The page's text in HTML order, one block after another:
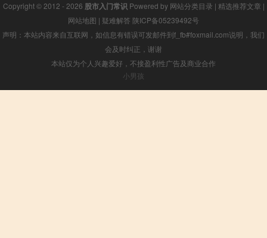
Copyright © 2012 - 2026 股市入门常识Powered by 网站分类目录 | 精选推荐文章 |
网站地图 | 疑难解答 陕ICP备05239492号
声明：本站内容来自互联网，如信息有错误可发邮件到f_fb#foxmail.com说明，我们
会及时纠正，谢谢
本站仅为个人兴趣爱好，不接盈利性广告及商业合作
小男孩